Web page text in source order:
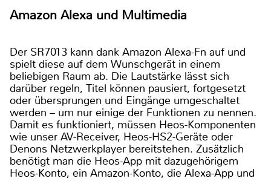
Amazon Alexa und Multimedia
Der SR7013 kann dank Amazon Alexa-Fn auf und
spielt diese auf dem Wunschgerät in einem
beliebigen Raum ab. Die Lautstärke lässt sich
darüber regeln, Titel können pausiert, fortgesetzt
oder übersprungen und Eingänge umgeschaltet
werden – um nur einige der Funktionen zu nennen.
Damit es funktioniert, müssen Heos-Komponenten
wie unser AV-Receiver, Heos-HS2-Geräte oder
Denons Netzwerkplayer bereitstehen. Zusätzlich
benötigt man die Heos-App mit dazugehörigem
Heos-Konto, ein Amazon-Konto, die Alexa-App und